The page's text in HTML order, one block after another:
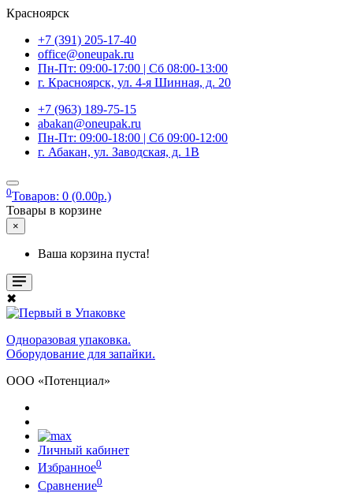
Красноярск
+7 (391) 205-17-40
office@oneupak.ru
Пн-Пт: 09:00-17:00 | Сб 08:00-13:00
г. Красноярск, ул. 4-я Шинная, д. 20
+7 (963) 189-75-15
abakan@oneupak.ru
Пн-Пт: 09:00-18:00 | Сб 09:00-12:00
г. Абакан, ул. Заводская, д. 1В
0Товаров: 0 (0.00р.)
Товары в корзине
×
Ваша корзина пуста!
✖
Одноразовая упаковка.
Оборудование для запайки.
ООО «Потенциал»
Личный кабинет
Избранное0
Сравнение0